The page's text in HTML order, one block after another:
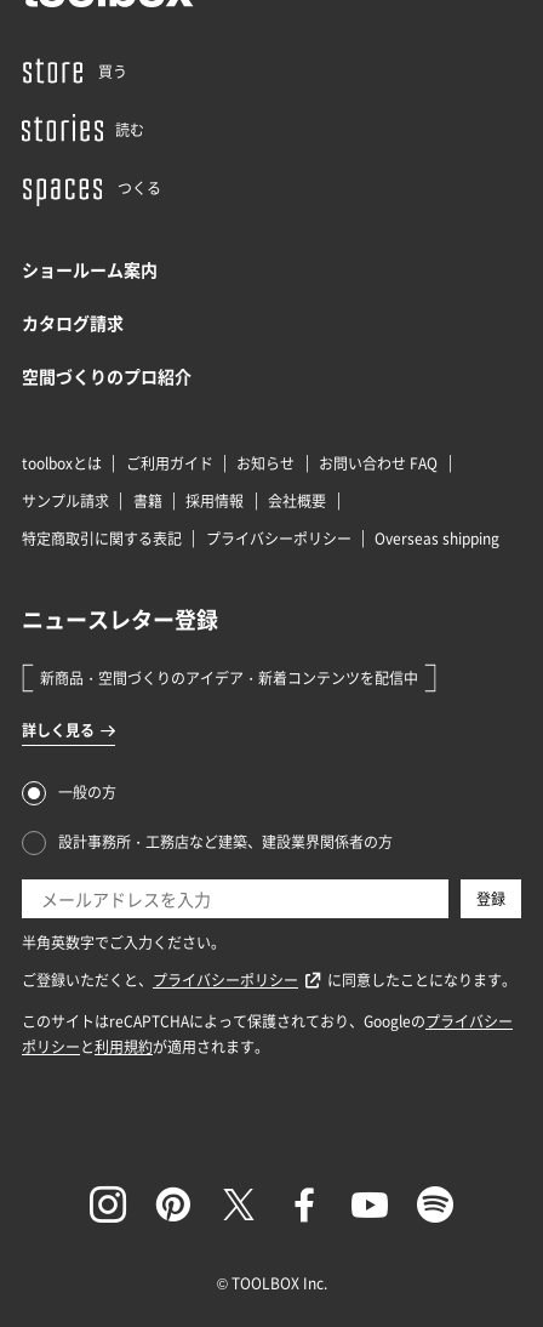
買う
読む
つくる
ショールーム案内
カタログ請求
空間づくりのプロ紹介
toolboxとは ご利用ガイド お知らせ
お問い合わせ FAQ
サンプル請求
書籍 採用情報
会社概要
特定商取引に関する表記
プライバシーポリシー Overseas shipping
© TOOLBOX Inc.